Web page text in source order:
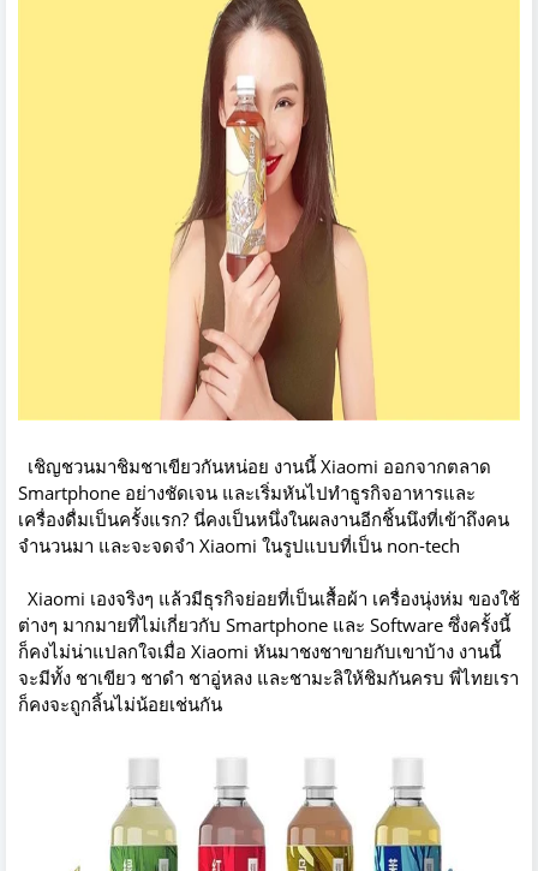
เชิญชวนมาชิมชาเขียวกันหน่อย งานนี้ Xiaomi ออกจากตลาด
Smartphone อย่างชัดเจน และเริ่มหันไปทำธูรกิจอาหารและ
เครื่องดื่มเป็นครั้งแรก? นี่คงเป็นหนึ่งในผลงานอีกชิ้นนึงที่เข้าถึงคน
จำนวนมา และจะจดจำ Xiaomi ในรูปแบบที่เป็น non-tech
Xiaomi เองจริงๆ แล้วมีธุรกิจย่อยที่เป็นเสื้อผ้า เครื่องนุ่งห่ม ของใช้
ต่างๆ มากมายที่ไม่เกี่ยวกับ Smartphone และ Software ซึ่งครั้งนี้
ก็คงไม่น่าแปลกใจเมื่อ Xiaomi หันมาชงชาขายกับเขาบ้าง งานนี้
จะมีทั้ง ชาเขียว ชาดำ ชาอู่หลง และชามะลิให้ชิมกันครบ พี่ไทยเรา
ก็คงจะถูกลิ้นไม่น้อยเช่นกัน